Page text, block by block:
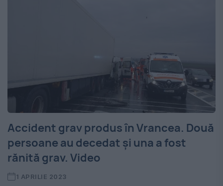
Accident grav produs în Vrancea. Două
persoane au decedat și una a fost
rănită grav. Video
1 APRILIE 2023